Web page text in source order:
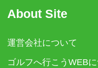
About Site
運営会社について
ゴルフへ行こうWEB